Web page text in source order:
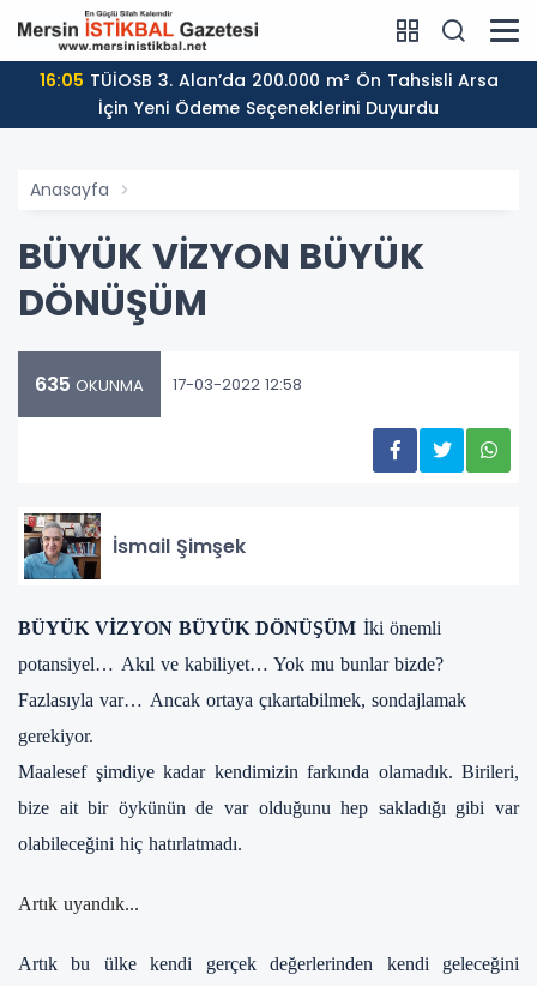
16:05
İçin Yeni Ödeme Seçeneklerini Duyurdu
Anasayfa
BÜYÜK VİZYON BÜYÜK
DÖNÜŞÜM
635 OKUNMA 17-03-2022 12:58
İsmail Şimşek
BÜYÜK VİZYON BÜYÜK DÖNÜŞÜM İki önemli
potansiyel… Akıl ve kabiliyet… Yok mu bunlar bizde?
Fazlasıyla var… Ancak ortaya çıkartabilmek, sondajlamak
gerekiyor.
Maalesef şimdiye kadar kendimizin farkında olamadık. Birileri,
bize ait bir öykünün de var olduğunu hep sakladığı gibi var
olabileceğini hiç hatırlatmadı.
Artık uyandık...
Artık bu ülke kendi gerçek değerlerinden kendi geleceğini